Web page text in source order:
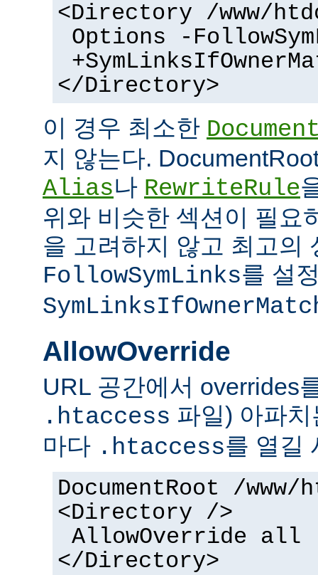
<Directory /www/
Options -
</Directory>
이 경우 최소한
지 않는다.
Alias나 RewriteRule
위와 비슷한 섹션이 필요
을 고려하지 않고 최고의
FollowSymLinks를 설
AllowOverride
URL 공간에서 overrides
.htaccess 파일) 아파
마다 .htaccess를 열길
DocumentRoot /www/
<Directory />
AllowOverride all
</Directory>